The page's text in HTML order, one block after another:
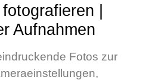
|
Aufnahmen
Fotos zur